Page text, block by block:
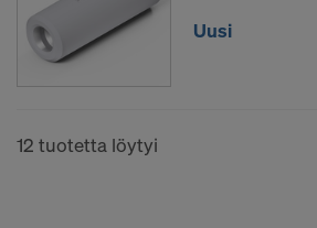
Uusi
12 tuotetta löytyi